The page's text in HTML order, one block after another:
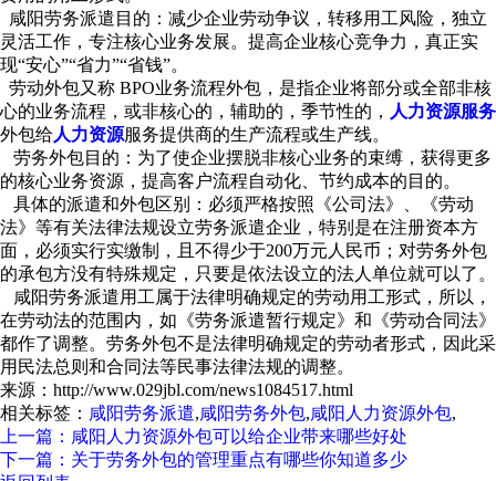
咸阳劳务派遣目的：减少企业劳动争议，转移用工风险，独立
灵活工作，专注核心业务发展。提高企业核心竞争力，真正实
现“安心”“省力”“省钱”。
劳动外包又称 BPO业务流程外包，是指企业将部分或全部非核
心的业务流程，或非核心的，辅助的，季节性的， 人力资源服务
外包给人力资源服务提供商的生产流程或生产线。
劳务外包目的：为了使企业摆脱非核心业务的束缚，获得更多
的核心业务资源，提高客户流程自动化、节约成本的目的。
具体的派遣和外包区别：必须严格按照《公司法》、《劳动
法》等有关法律法规设立劳务派遣企业，特别是在注册资本方
面，必须实行实缴制，且不得少于200万元人民币；对劳务外包
的承包方没有特殊规定，只要是依法设立的法人单位就可以了。
咸阳劳务派遣用工属于法律明确规定的劳动用工形式，所以，
在劳动法的范围内，如《劳务派遣暂行规定》和《劳动合同法》
都作了调整。劳务外包不是法律明确规定的劳动者形式，因此采
用民法总则和合同法等民事法律法规的调整。
来源：http://www.029jbl.com/news1084517.html
相关标签： 咸阳劳务派遣,咸阳劳务外包,咸阳人力资源外包,
上一篇：咸阳人力资源外包可以给企业带来哪些好处
下一篇：关于劳务外包的管理重点有哪些你知道多少